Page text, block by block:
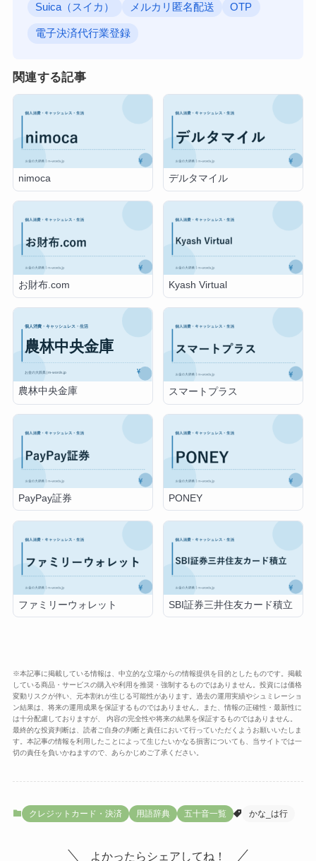
Suica（スイカ） メルカリ匿名配送 OTP
電子決済代行業登録
関連する記事
nimoca デルタマイル
お財布.com Kyash Virtual
農林中央金庫 スマートプラス
PayPay証券 PONEY
ファミリーウォレット SBI証券三井住友カード積立
※本記事に掲載している情報は、中立的な立場からの情報提供を目的としたものです。掲載
している商品・サービスの購入や利用を推奨・強制するものではありません。投資には価格
変動リスクが伴い、元本割れが生じる可能性があります。過去の運用実績やシュミレーショ
ン結果は、将来の運用成果を保証するものではありません。また、情報の正確性・最新性に
は十分配慮しておりますが、 内容の完全性や将来の結果を保証するものではありません。
最終的な投資判断は、読者ご自身の判断と責任において行っていただくようお願いいたしま
す。本記事の情報を利用したことによって生じたいかなる損害についても、当サイトでは一
切の責任を負いかねますので、あらかじめご了承ください。
クレジットカード・決済 用語辞典 五十音一覧 かな_は行
よかったらシェアしてね！